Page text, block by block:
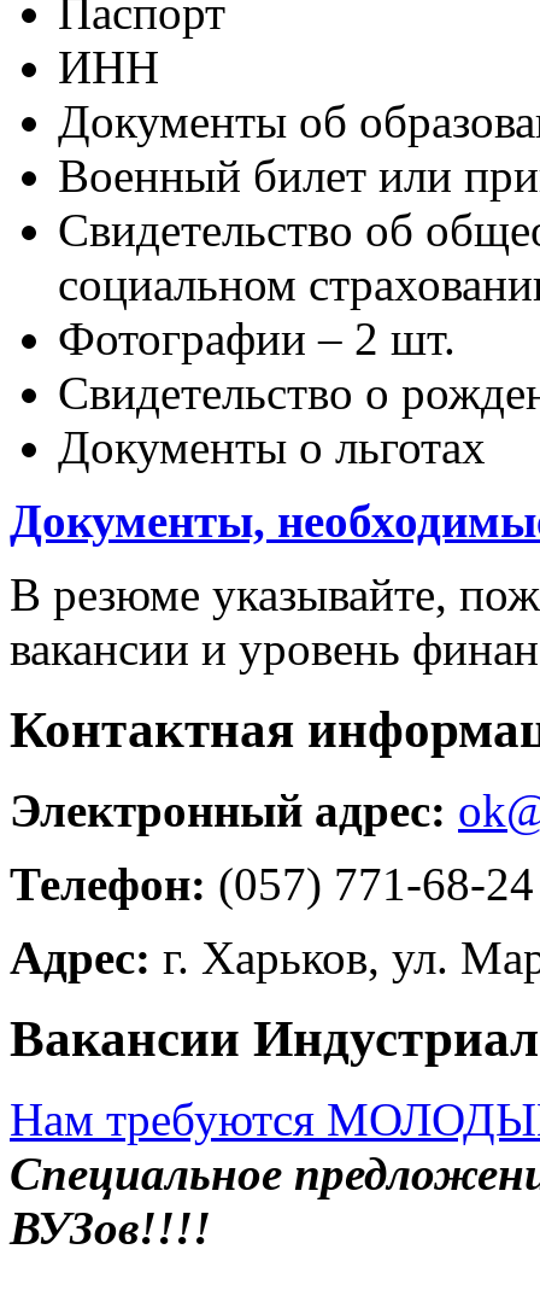
Паспорт
ИНН
Документы об
Военный билет или
Свидетельство об
социальном
Фотографии – 2 шт.
Свидетельство о
Документы о льготах
Документы,
В резюме указывайте,
вакансии и уровень
Контактная
Электронный адрес:
Телефон: (057) 771-68-24
Адрес: г. Харьков, ул.
Вакансии
Нам требуются
Специальное
ВУЗов!!!!